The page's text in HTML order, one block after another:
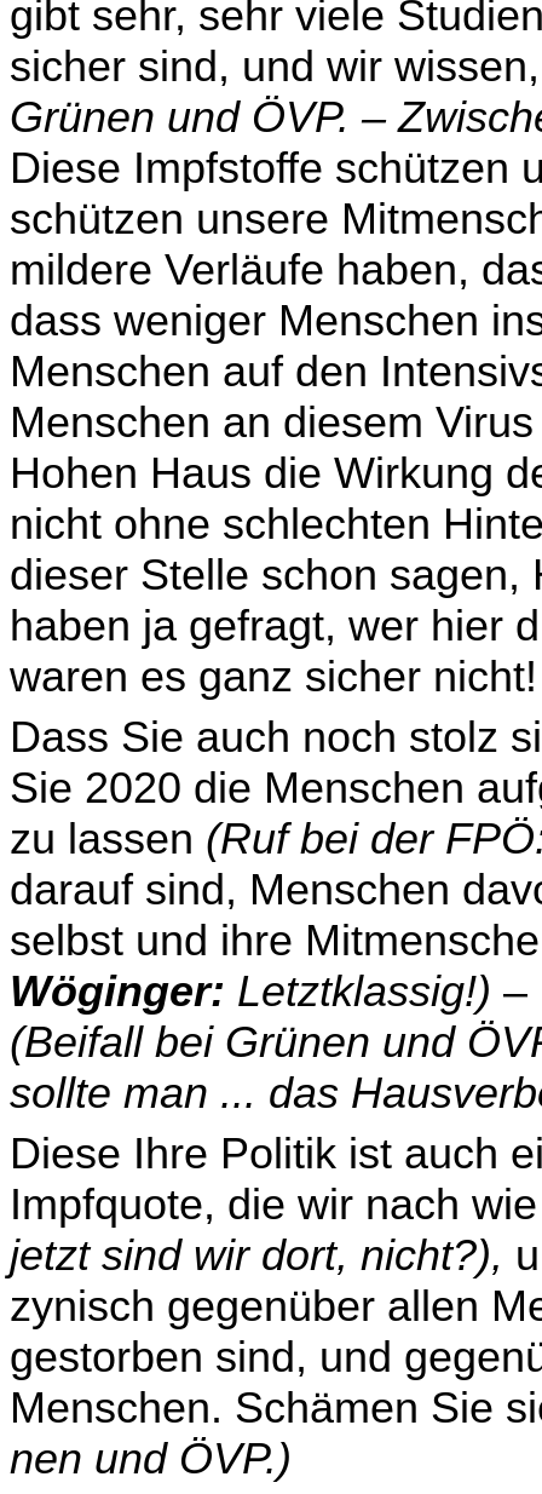
gibt sehr, sehr viele
sicher sind, und wir
Grünen und ÖVP. –
Diese Impfstoffe schützen
schützen unsere
mildere Verläufe haben,
dass weniger Menschen
Men­schen auf den
Menschen an diesem
Hohen Haus die Wirkung
nicht ohne schlechten
dieser Stelle schon
haben ja gefragt, wer hier
waren es ganz sicher
Dass Sie auch noch stolz
Sie 2020 die Menschen
zu lassen (Ruf bei der
darauf sind, Menschen
selbst und ihre
Wöginger: Letztklassig!) –
(Beifall bei Grünen und
sollte man ... das
Diese Ihre Politik ist auch
Impfquote, die wir nach
jetzt sind wir dort, nicht?),
zynisch gegenüber allen
gestorben sind, und
Menschen. Schämen Sie
nen und ÖVP.)